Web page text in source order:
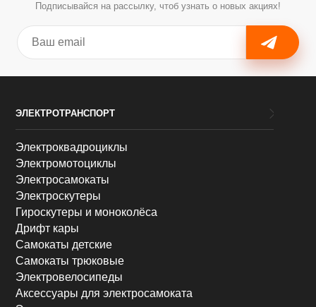
Подписывайся на рассылку, чтоб узнать о новых акциях!
ЭЛЕКТРОТРАНСПОРТ
Электроквадроциклы
Электромотоциклы
Электросамокаты
Электроскутеры
Гироскутеры и моноколёса
Дрифт кары
Самокаты детские
Самокаты трюковые
Электровелосипеды
Аксессуары для электросамоката